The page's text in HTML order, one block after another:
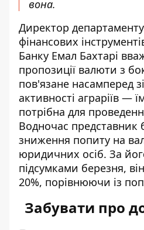
вона.
Директор
фінансових
Банку Емал Бахтарі
пропозиції валюти з
пов'язане насамперед
активності аграріїв —
потрібна для
Водночас представник
зниження попиту на
юридичних осіб. За
підсумками березня,
20%, порівнюючи із
Забувати про